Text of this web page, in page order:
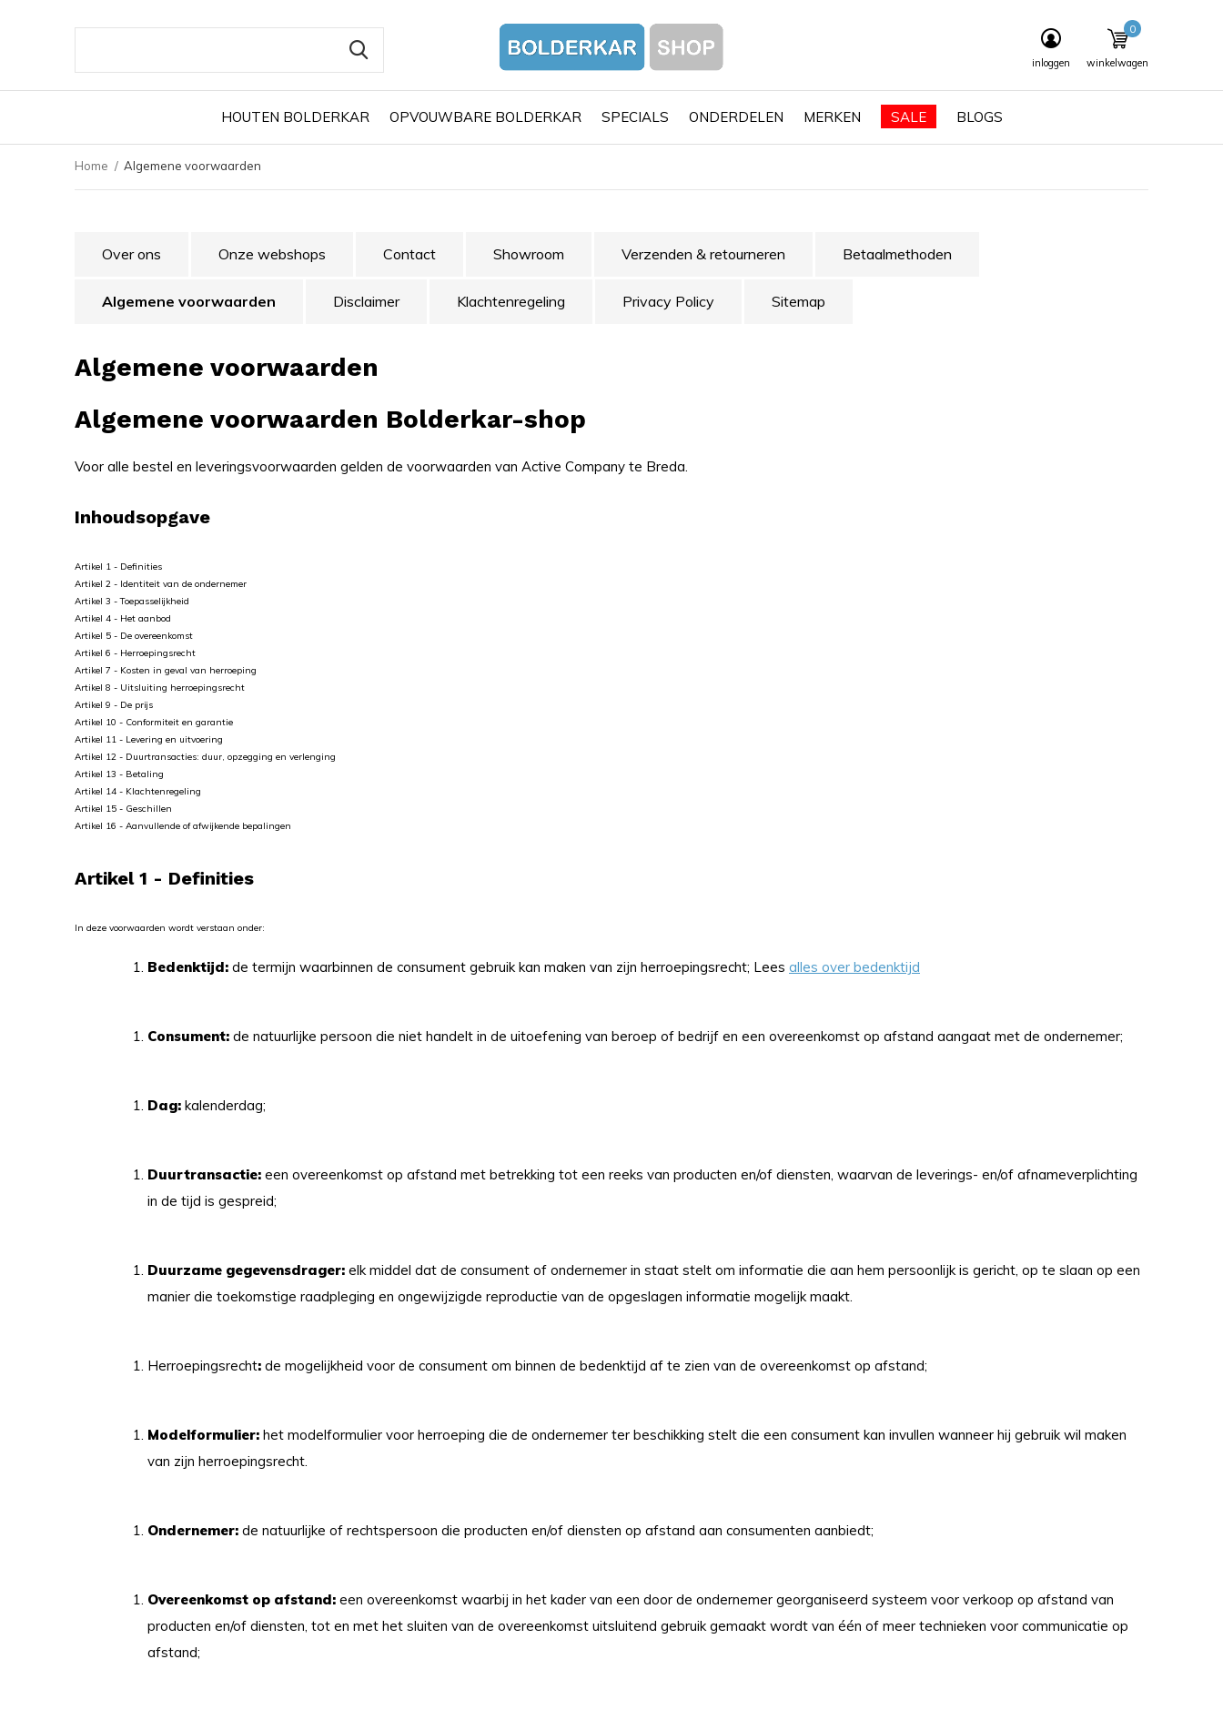
HOUTEN BOLDERKAR OPVOUWBARE BOLDERKAR SPECIALS ONDERDELEN MERKEN SALE BLOGS
inloggen winkelwagen
0
Home Algemene voorwaarden
Over ons Onze webshops Contact Showroom Verzenden & retourneren Betaalmethoden
Algemene voorwaarden Disclaimer Klachtenregeling Privacy Policy Sitemap
Algemene voorwaarden
Algemene voorwaarden Bolderkar-shop
Voor alle bestel en leveringsvoorwaarden gelden de voorwaarden van Active Company te Breda.
Inhoudsopgave
Artikel 1 - Definities
Artikel 2 - Identiteit van de ondernemer
Artikel 3 - Toepasselijkheid
Artikel 4 - Het aanbod
Artikel 5 - De overeenkomst
Artikel 6 - Herroepingsrecht
Artikel 7 - Kosten in geval van herroeping
Artikel 8 - Uitsluiting herroepingsrecht
Artikel 9 - De prijs
Artikel 10 - Conformiteit en garantie
Artikel 11 - Levering en uitvoering
Artikel 12 - Duurtransacties: duur, opzegging en verlenging
Artikel 13 - Betaling
Artikel 14 - Klachtenregeling
Artikel 15 - Geschillen
Artikel 16 - Aanvullende of afwijkende bepalingen
Artikel 1 - Definities
In deze voorwaarden wordt verstaan onder:
Bedenktijd: de termijn waarbinnen de consument gebruik kan maken van zijn herroepingsrecht; Lees alles over bedenktijd
Consument: de natuurlijke persoon die niet handelt in de uitoefening van beroep of bedrijf en een overeenkomst op afstand aangaat met de ondernemer;
Dag: kalenderdag;
Duurtransactie: een overeenkomst op afstand met betrekking tot een reeks van producten en/of diensten, waarvan de leverings- en/of afnameverplichting
in de tijd is gespreid;
Duurzame gegevensdrager: elk middel dat de consument of ondernemer in staat stelt om informatie die aan hem persoonlijk is gericht, op te slaan op een
manier die toekomstige raadpleging en ongewijzigde reproductie van de opgeslagen informatie mogelijk maakt.
Herroepingsrecht: de mogelijkheid voor de consument om binnen de bedenktijd af te zien van de overeenkomst op afstand;
Modelformulier: het modelformulier voor herroeping die de ondernemer ter beschikking stelt die een consument kan invullen wanneer hij gebruik wil maken
van zijn herroepingsrecht.
Ondernemer: de natuurlijke of rechtspersoon die producten en/of diensten op afstand aan consumenten aanbiedt;
Overeenkomst op afstand: een overeenkomst waarbij in het kader van een door de ondernemer georganiseerd systeem voor verkoop op afstand van
producten en/of diensten, tot en met het sluiten van de overeenkomst uitsluitend gebruik gemaakt wordt van één of meer technieken voor communicatie op
afstand;